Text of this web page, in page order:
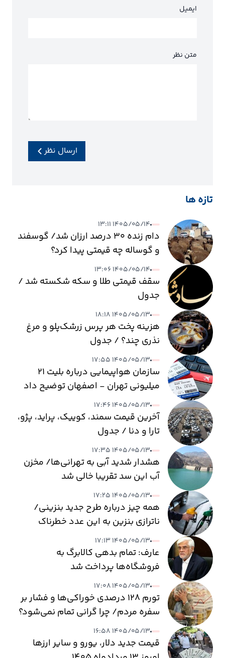
ایمیل
متن نظر
ارسال نظر
تازه ها
۱۴۰۵/۰۵/۱۴ ۱۳:۱۱
دام زنده ۳۰ درصد ارزان شد/ گوسفند
و گوساله چه قیمتی پیدا کرد؟
۱۴۰۵/۰۵/۱۴ ۱۳:۰۶
سقف قیمتی طلا و سکه شکسته شد /
جدول
۱۴۰۵/۰۵/۱۳ ۱۸:۱۸
هزینه پخت هر پرس زرشک‌پلو و مرغ
نذری چند؟ / جدول
۱۴۰۵/۰۵/۱۳ ۱۷:۵۵
سازمان هواپیمایی درباره بلیت ۲۱
میلیونی تهران - اصفهان توضیح داد
۱۴۰۵/۰۵/۱۳ ۱۷:۴۶
آخرین قیمت سمند، کوییک، پراید، پژو،
تارا و دنا / جدول
۱۴۰۵/۰۵/۱۳ ۱۷:۳۵
هشدار شدید آبی به تهرانی‌ها/ مخزن
آب این سد تقریبا خالی شد
۱۴۰۵/۰۵/۱۳ ۱۷:۲۵
همه چیز درباره طرح جدید بنزینی/
ناترازی بنزین به این عدد خطرناک
می‌رسد
۱۴۰۵/۰۵/۱۳ ۱۷:۱۳
عارف: تمام بدهی کالابرگ به
فروشگاه‌ها پرداخت شد
۱۴۰۵/۰۵/۱۳ ۱۷:۰۸
تورم ۱۲۸ درصدی خوراکی‌ها و فشار بر
سفره مردم/ چرا گرانی تمام نمی‌شود؟
۱۴۰۵/۰۵/۱۳ ۱۶:۵۸
قیمت جدید دلار، یورو و سایر ارزها